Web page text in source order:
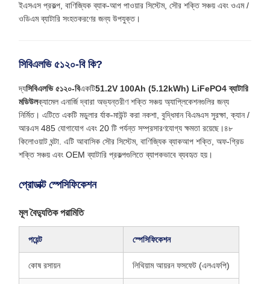
ইএসএস প্রকল্প, বাণিজ্যিক ব্যাক-আপ পাওয়ার সিস্টেম, সৌর শক্তি সঞ্চয় এবং ওএম /
ওডিএম ব্যাটারি সংহতকরণের জন্য উপযুক্ত।
সিবিএলভি ৫১২০-বি কি?
দ্যসিবিএলভি ৫১২০-বিএকটি51.2V 100Ah (5.12kWh) LiFePO4 ব্যাটারি
মডিউলক্যামেল এনার্জি দ্বারা অভ্যন্তরীণ শক্তি সঞ্চয় অ্যাপ্লিকেশনগুলির জন্য
নির্মিত। এটিতে একটি মডুলার র্যাক-মাউন্ট করা নকশা, বুদ্ধিমান বিএমএস সুরক্ষা, ক্যান /
আরএস 485 যোগাযোগ এবং 20 টি পর্যন্ত সম্প্রসারণযোগ্য ক্ষমতা রয়েছে।৪৮
কিলোওয়াট ঘন্টা. এটি আবাসিক সৌর সিস্টেম, বাণিজ্যিক ব্যাকআপ শক্তি, অফ-গ্রিড
শক্তি সঞ্চয় এবং OEM ব্যাটারি প্রকল্পগুলিতে ব্যাপকভাবে ব্যবহৃত হয়।
প্রোডাক্ট স্পেসিফিকেশন
মূল বৈদ্যুতিক পরামিতি
পয়েন্ট স্পেসিফিকেশন
কোষ রসায়ন লিথিয়াম আয়রন ফসফেট (এলএফপি)